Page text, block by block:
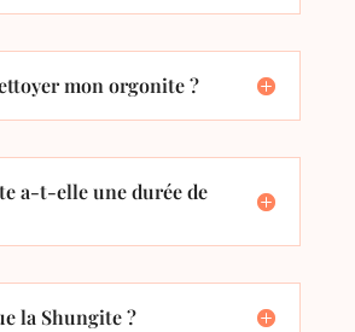
mon orgonite ?
a-t-elle une durée de
la Shungite ?